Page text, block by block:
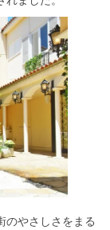
やさしさをまる